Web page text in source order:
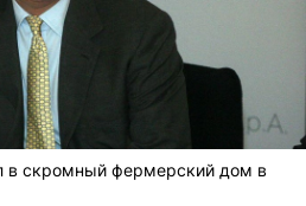
в скромный фермерский дом в